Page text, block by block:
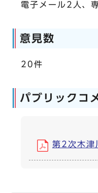
電子メール2人、
意見数
20件
パブリックコ
第2次木津